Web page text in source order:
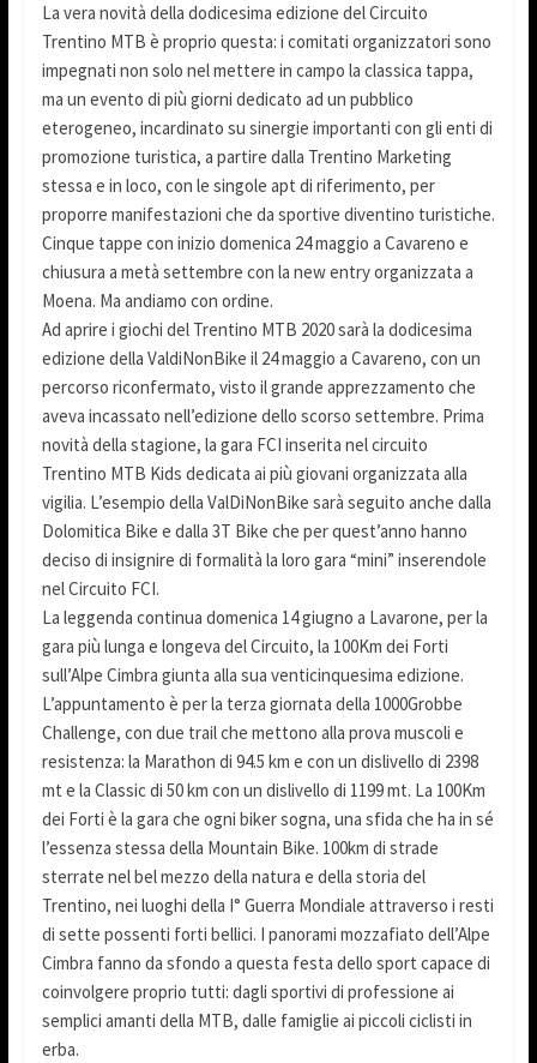
La vera novità della dodicesima edizione del Circuito
Trentino MTB è proprio questa: i comitati organizzatori sono
impegnati non solo nel mettere in campo la classica tappa,
ma un evento di più giorni dedicato ad un pubblico
eterogeneo, incardinato su sinergie importanti con gli enti di
promozione turistica, a partire dalla Trentino Marketing
stessa e in loco, con le singole apt di riferimento, per
proporre manifestazioni che da sportive diventino turistiche.
Cinque tappe con inizio domenica 24 maggio a Cavareno e
chiusura a metà settembre con la new entry organizzata a
Moena. Ma andiamo con ordine.
Ad aprire i giochi del Trentino MTB 2020 sarà la dodicesima
edizione della ValdiNonBike il 24 maggio a Cavareno, con un
percorso riconfermato, visto il grande apprezzamento che
aveva incassato nell’edizione dello scorso settembre. Prima
novità della stagione, la gara FCI inserita nel circuito
Trentino MTB Kids dedicata ai più giovani organizzata alla
vigilia. L’esempio della ValDiNonBike sarà seguito anche dalla
Dolomitica Bike e dalla 3T Bike che per quest’anno hanno
deciso di insignire di formalità la loro gara “mini” inserendole
nel Circuito FCI.
La leggenda continua domenica 14 giugno a Lavarone, per la
gara più lunga e longeva del Circuito, la 100Km dei Forti
sull’Alpe Cimbra giunta alla sua venticinquesima edizione.
L’appuntamento è per la terza giornata della 1000Grobbe
Challenge, con due trail che mettono alla prova muscoli e
resistenza: la Marathon di 94.5 km e con un dislivello di 2398
mt e la Classic di 50 km con un dislivello di 1199 mt. La 100Km
dei Forti è la gara che ogni biker sogna, una sfida che ha in sé
l’essenza stessa della Mountain Bike. 100km di strade
sterrate nel bel mezzo della natura e della storia del
Trentino, nei luoghi della I° Guerra Mondiale attraverso i resti
di sette possenti forti bellici. I panorami mozzafiato dell’Alpe
Cimbra fanno da sfondo a questa festa dello sport capace di
coinvolgere proprio tutti: dagli sportivi di professione ai
semplici amanti della MTB, dalle famiglie ai piccoli ciclisti in
erba.